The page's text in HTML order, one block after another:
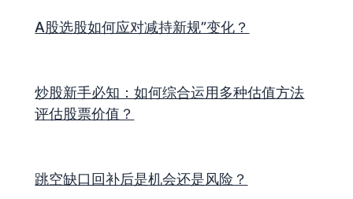
A股选股如何应对减持新规”变化？
炒股新手必知：如何综合运用多种估值方法
评估股票价值？
跳空缺口回补后是机会还是风险？